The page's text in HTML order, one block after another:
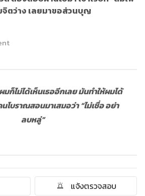
จิตว่าง เลยมาขอส่วนบุญ
ไม่ได้เห็นเธออีกเลย มันทำให้ผมได้
โบราณสอนมาเสมอว่า “ไม่เชื่อ อย่า
ลบหลู่”
แจ้งตรวจสอบ